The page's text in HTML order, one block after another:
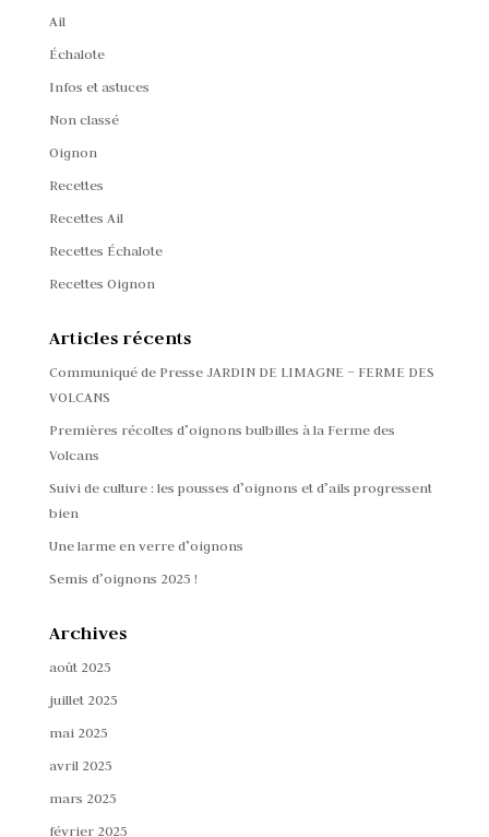
Ail
Échalote
Infos et astuces
Non classé
Oignon
Recettes
Recettes Ail
Recettes Échalote
Recettes Oignon
Articles récents
Communiqué de Presse JARDIN DE LIMAGNE – FERME DES
VOLCANS
Premières récoltes d’oignons bulbilles à la Ferme des
Volcans
Suivi de culture : les pousses d’oignons et d’ails progressent
bien
Une larme en verre d’oignons
Semis d’oignons 2025 !
Archives
août 2025
juillet 2025
mai 2025
avril 2025
mars 2025
février 2025